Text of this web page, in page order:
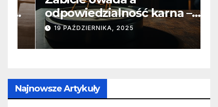
odpowiedzialność karna –
jak wygląda to w praktyce?
19 PAŹDZIERNIKA, 2025
Najnowsze Artykuły